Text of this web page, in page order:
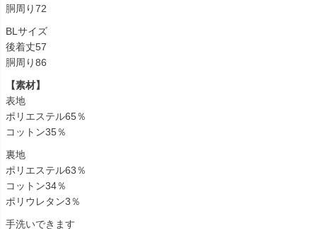
胴周り72
BLサイズ
後着丈57
胴周り86
【素材】
表地
ポリエステル65％
コットン35％
裏地
ポリエステル63％
コットン34％
ポリウレタン3％
手洗いできます